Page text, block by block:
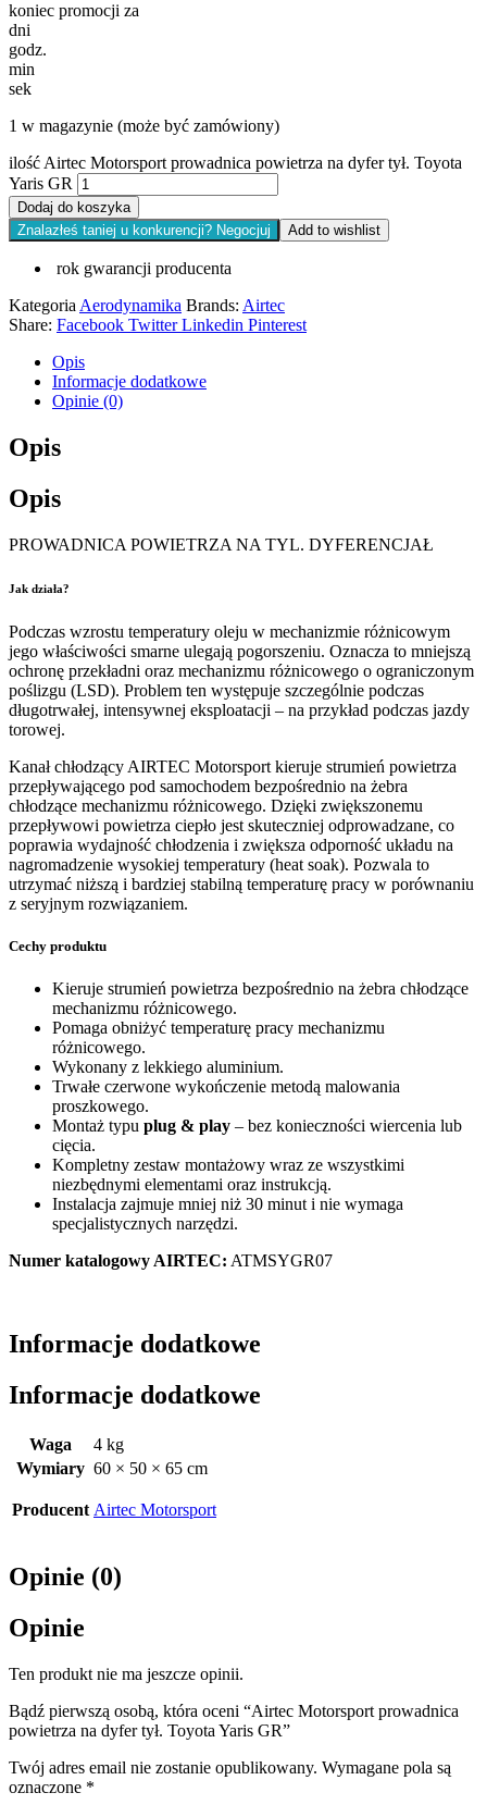
koniec promocji za
dni
godz.
min
sek
1 w magazynie (może być zamówiony)
ilość Airtec Motorsport prowadnica powietrza na dyfer tył. Toyota
Yaris GR
Dodaj do koszyka
Znalazłeś taniej u konkurencji? Negocjuj
Add to wishlist
rok gwarancji producenta
Kategoria Aerodynamika Brands: Airtec
Share: Facebook Twitter Linkedin Pinterest
Opis
Informacje dodatkowe
Opinie (0)
Opis
Opis
PROWADNICA POWIETRZA NA TYL. DYFERENCJAŁ
Jak działa?
Podczas wzrostu temperatury oleju w mechanizmie różnicowym
jego właściwości smarne ulegają pogorszeniu. Oznacza to mniejszą
ochronę przekładni oraz mechanizmu różnicowego o ograniczonym
poślizgu (LSD). Problem ten występuje szczególnie podczas
długotrwałej, intensywnej eksploatacji – na przykład podczas jazdy
torowej.
Kanał chłodzący AIRTEC Motorsport kieruje strumień powietrza
przepływającego pod samochodem bezpośrednio na żebra
chłodzące mechanizmu różnicowego. Dzięki zwiększonemu
przepływowi powietrza ciepło jest skuteczniej odprowadzane, co
poprawia wydajność chłodzenia i zwiększa odporność układu na
nagromadzenie wysokiej temperatury (heat soak). Pozwala to
utrzymać niższą i bardziej stabilną temperaturę pracy w porównaniu
z seryjnym rozwiązaniem.
Cechy produktu
Kieruje strumień powietrza bezpośrednio na żebra chłodzące
mechanizmu różnicowego.
Pomaga obniżyć temperaturę pracy mechanizmu
różnicowego.
Wykonany z lekkiego aluminium.
Trwałe czerwone wykończenie metodą malowania
proszkowego.
Montaż typu plug & play – bez konieczności wiercenia lub
cięcia.
Kompletny zestaw montażowy wraz ze wszystkimi
niezbędnymi elementami oraz instrukcją.
Instalacja zajmuje mniej niż 30 minut i nie wymaga
specjalistycznych narzędzi.
Numer katalogowy AIRTEC: ATMSYGR07
Informacje dodatkowe
Informacje dodatkowe
Waga
4 kg
Wymiary 60 × 50 × 65 cm
Producent Airtec Motorsport
Opinie (0)
Opinie
Ten produkt nie ma jeszcze opinii.
Bądź pierwszą osobą, która oceni “Airtec Motorsport prowadnica
powietrza na dyfer tył. Toyota Yaris GR”
Twój adres email nie zostanie opublikowany. Wymagane pola są
oznaczone *